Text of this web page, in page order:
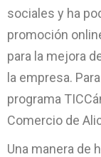
sociales y ha
promoción
para la mejora
la empresa.
programa
Comercio de
Una manera de